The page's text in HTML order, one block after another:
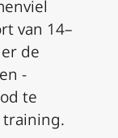
van 14–
de
-
te